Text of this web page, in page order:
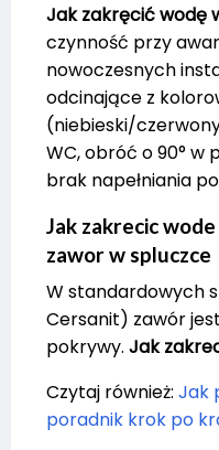
Jak zakręcić wodę
czynność przy
nowoczesnych
odcinające z
(niebieski/
WC, obróć o 90° w
brak napełniania
Jak zakrecic
zawor w spluczce
W standardowych
Cersanit) zawór
pokrywy. Jak
Czytaj również: Jak
poradnik krok po